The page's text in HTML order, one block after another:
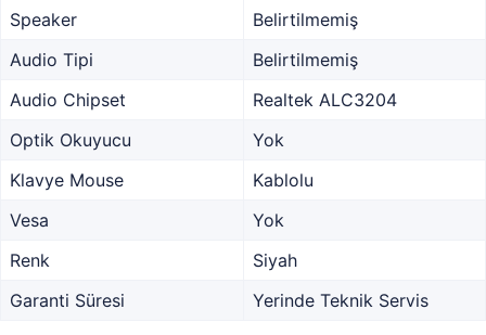
Speaker
Belirtilmemiş
Audio Tipi
Belirtilmemiş
Audio Chipset
Realtek ALC3204
Optik Okuyucu
Yok
Klavye Mouse
Kablolu
Vesa
Yok
Renk
Siyah
Garanti Süresi
Yerinde Teknik Servis